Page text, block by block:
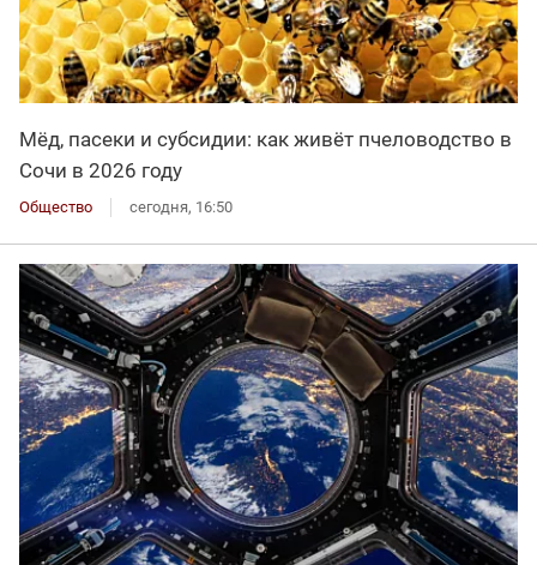
Мёд, пасеки и субсидии: как живёт пчеловодство в
Сочи в 2026 году
Общество сегодня, 16:50